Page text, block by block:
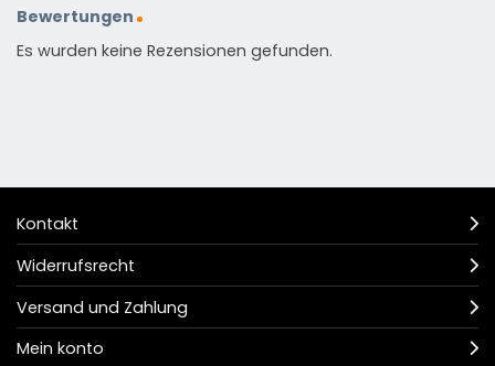
Bewertungen
Es wurden keine Rezensionen gefunden.
Kontakt
Widerrufsrecht
Versand und Zahlung
Mein konto